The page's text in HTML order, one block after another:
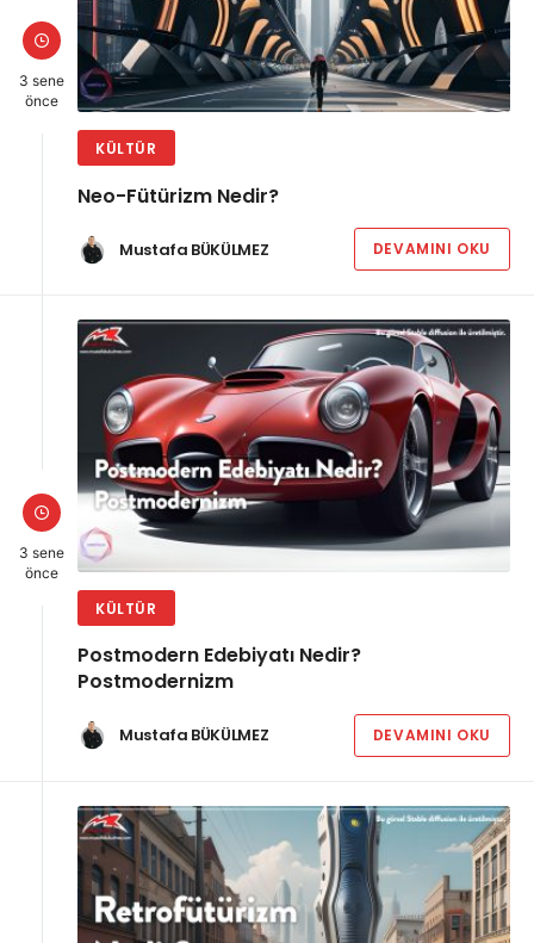
3 sene
önce
KÜLTÜR
Neo-Fütürizm Nedir?
Mustafa BÜKÜLMEZ DEVAMINI OKU
3 sene
önce
KÜLTÜR
Postmodern Edebiyatı Nedir?
Postmodernizm
Mustafa BÜKÜLMEZ DEVAMINI OKU